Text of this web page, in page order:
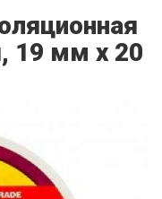
19 мм х 20